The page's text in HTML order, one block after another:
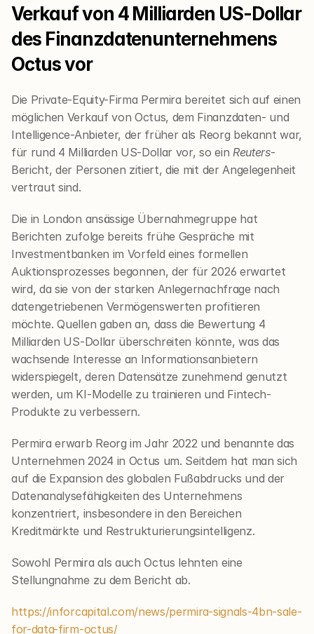
Verkauf von 4 Milliarden US-Dollar
des Finanzdatenunternehmens
Octus vor
Die Private-Equity-Firma Permira bereitet sich auf einen
möglichen Verkauf von Octus, dem Finanzdaten- und
Intelligence-Anbieter, der früher als Reorg bekannt war,
für rund 4 Milliarden US-Dollar vor, so ein Reuters-
Bericht, der Personen zitiert, die mit der Angelegenheit
vertraut sind.
Die in London ansässige Übernahmegruppe hat
Berichten zufolge bereits frühe Gespräche mit
Investmentbanken im Vorfeld eines formellen
Auktionsprozesses begonnen, der für 2026 erwartet
wird, da sie von der starken Anlegernachfrage nach
datengetriebenen Vermögenswerten profitieren
möchte. Quellen gaben an, dass die Bewertung 4
Milliarden US-Dollar überschreiten könnte, was das
wachsende Interesse an Informationsanbietern
widerspiegelt, deren Datensätze zunehmend genutzt
werden, um KI-Modelle zu trainieren und Fintech-
Produkte zu verbessern.
Permira erwarb Reorg im Jahr 2022 und benannte das
Unternehmen 2024 in Octus um. Seitdem hat man sich
auf die Expansion des globalen Fußabdrucks und der
Datenanalysefähigkeiten des Unternehmens
konzentriert, insbesondere in den Bereichen
Kreditmärkte und Restrukturierungsintelligenz.
Sowohl Permira als auch Octus lehnten eine
Stellungnahme zu dem Bericht ab.
https://inforcapital.com/news/permira-signals-4bn-sale-
for-data-firm-octus/